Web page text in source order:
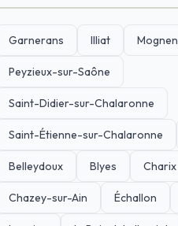
Garnerans Illiat
Peyzieux-sur-Saône
Saint-Didier-sur-Chalaronne
Saint-Étienne-sur-Chalaronne
Belleydoux Blyes Charix
Chazey-sur-Ain Échallon